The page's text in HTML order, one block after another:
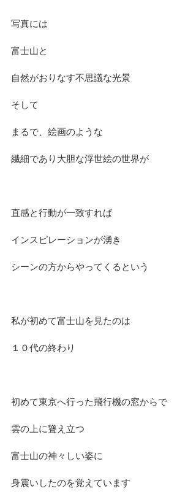
写真には
富士山と
自然がおりなす不思議な光景
そして
まるで、絵画のような
繊細であり大胆な浮世絵の世界が
直感と行動が一致すれば
インスピレーションが湧き
シーンの方からやってくるという
私が初めて富士山を見たのは
１０代の終わり
初めて東京へ行った飛行機の窓からで
雲の上に聳え立つ
富士山の神々しい姿に
身震いしたのを覚えています